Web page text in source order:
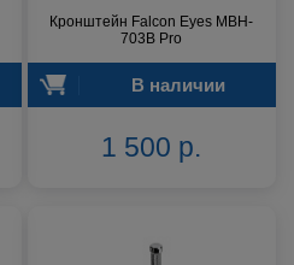
Кронштейн Falcon Eyes MBH-
703B Pro
В наличии
1 500 р.